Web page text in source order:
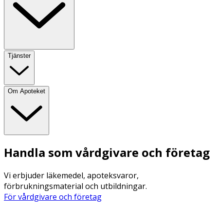
Tjänster
Om Apoteket
Handla som vårdgivare och företag
Vi erbjuder läkemedel, apoteksvaror,
förbrukningsmaterial och utbildningar.
För vårdgivare och företag